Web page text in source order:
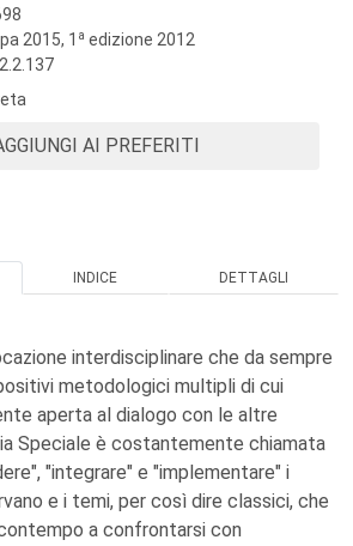
2015, 1 a edizione 2012
AI PREFERITI
INDICE DETTAGLI
interdisciplinare che da sempre
metodologici multipli di cui
aperta al dialogo con le altre
Speciale è costantemente chiamata
"integrare" e "implementare" i
e i temi, per così dire classici, che
a confrontarsi con